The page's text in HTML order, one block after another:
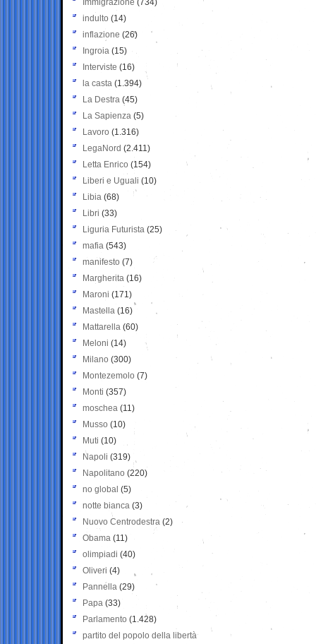
Immigrazione (734)
indulto (14)
inflazione (26)
Ingroia (15)
Interviste (16)
la casta (1.394)
La Destra (45)
La Sapienza (5)
Lavoro (1.316)
LegaNord (2.411)
Letta Enrico (154)
Liberi e Uguali (10)
Libia (68)
Libri (33)
Liguria Futurista (25)
mafia (543)
manifesto (7)
Margherita (16)
Maroni (171)
Mastella (16)
Mattarella (60)
Meloni (14)
Milano (300)
Montezemolo (7)
Monti (357)
moschea (11)
Musso (10)
Muti (10)
Napoli (319)
Napolitano (220)
no global (5)
notte bianca (3)
Nuovo Centrodestra (2)
Obama (11)
olimpiadi (40)
Oliveri (4)
Pannella (29)
Papa (33)
Parlamento (1.428)
partito del popolo della libertà